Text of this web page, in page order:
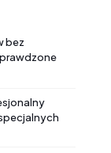
bez